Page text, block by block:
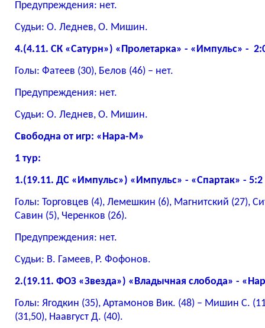
Предупреждения: нет.
Судьи: О. Леднев, О. Мишин.
4.(4.11. СК «Сатурн») «Пролетарка» - «Импульс» -
Голы: Фатеев (30), Белов (46) – нет.
Предупреждения: нет.
Судьи: О. Леднев, О. Мишин.
Свободна от игр: «Нара-М»
1 тур:
1.(19.11. ДС «Импульс») «Импульс» - «Спартак» - 5:2
Голы: Торговцев (4), Лемешкин (6), Магнитский (27),
Савин (5), Черенков (26).
Предупреждения: нет.
Судьи: В. Гамеев, Р. Фофонов.
2.(19.11. ФОЗ «Звезда») «Владычная слобода» -
Голы: Ягодкин (35), Артамонов Вик. (48) – Мишин С.
(31,50), Наавгуст Д. (40).